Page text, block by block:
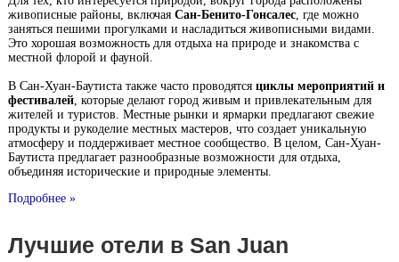
живописные районы, включая Сан-Бенито-Гонсалес, где можно
заняться пешими прогулками и насладиться живописными видами.
Это хорошая возможность для отдыха на природе и знакомства с
местной флорой и фауной.
В Сан-Хуан-Баутиста также часто проводятся циклы мероприятий и
фестивалей, которые делают город живым и привлекательным для
жителей и туристов. Местные рынки и ярмарки предлагают свежие
продукты и рукоделие местных мастеров, что создает уникальную
атмосферу и поддерживает местное сообщество. В целом, Сан-Хуан-
Баутиста предлагает разнообразные возможности для отдыха,
объединяя исторические и природные элементы.
Подробнее »
Лучшие отели в San Juan